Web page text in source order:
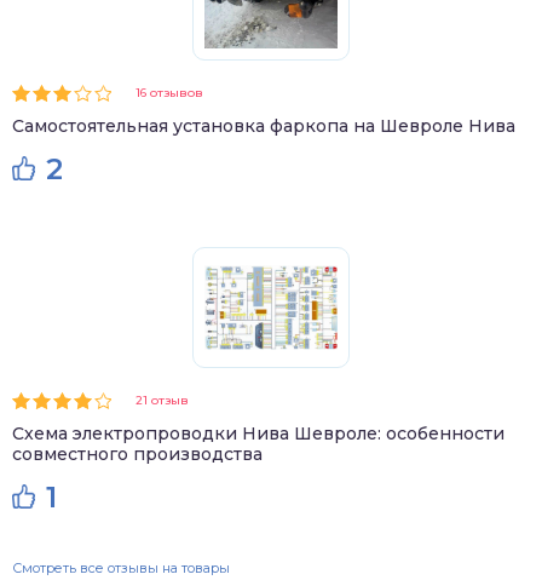
16 отзывов
Самостоятельная установка фаркопа на Шевроле Нива
2
21 отзыв
Схема электропроводки Нива Шевроле: особенности
совместного производства
1
Смотреть все отзывы на товары